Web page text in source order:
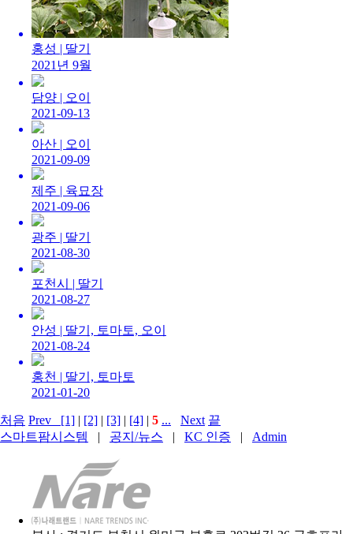
홍성 | 딸기
2021년 9월
담양 | 오이
2021-09-13
아산 | 오이
2021-09-09
제주 | 육묘장
2021-09-06
광주 | 딸기
2021-08-30
포천시 | 딸기
2021-08-27
안성 | 딸기, 토마토, 오이
2021-08-24
홍천 | 딸기, 토마토
2021-01-20
처음 Prev [1] | [2] | [3] | [4] | 5 ... Next 끝
스마트팜시스템
| 공지/뉴스 | KC 인증 | Admin